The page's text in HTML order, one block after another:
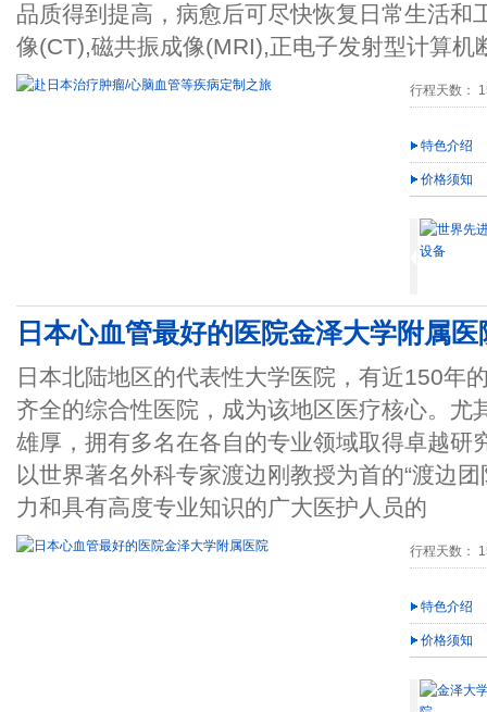
品质得到提高，病愈后可尽快恢复日常生活和
像(CT),磁共振成像(MRI),正电子发射型计算机
行程天数：
特色介绍
价格须知
日本心血管最好的医院金泽大学附属医
日本北陆地区的代表性大学医院，有近150年
齐全的综合性医院，成为该地区医疗核心。尤
雄厚，拥有多名在各自的专业领域取得卓越研
以世界著名外科专家渡边刚教授为首的“渡边
力和具有高度专业知识的广大医护人员的
行程天数：
特色介绍
价格须知